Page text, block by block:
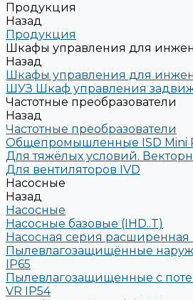
Продукция
Назад
Продукция
Шкафы управления для
Назад
Шкафы управления для
ШУЗ Шкаф управления
Частотные преобразователи
Назад
Частотные преобразователи
Общепромышленные ISD Mini
Для тяжёлых условий.
Для вентиляторов IVD
Насосные
Назад
Насосные
Насосные базовые (IHD..T)
Насосная серия расширенная
Пылевлагозащищённые
IP65
Пылевлагозащищенные с
VR IP54